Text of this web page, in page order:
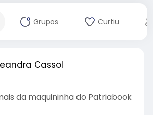
Grupos Curtiu
Cassol
da maquininha do Patriabook